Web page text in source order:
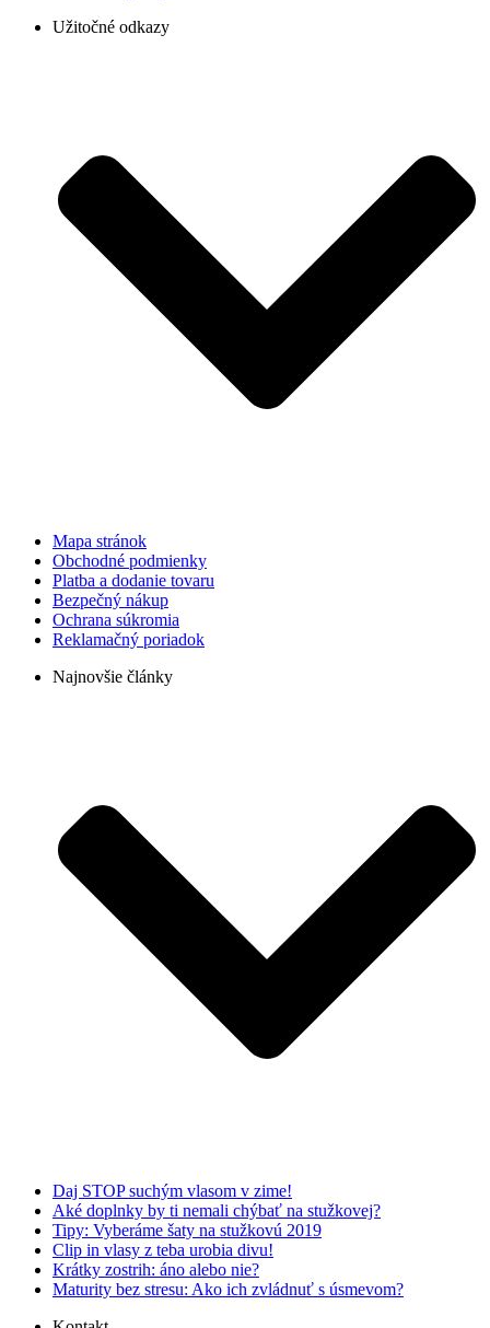
Užitočné odkazy
Mapa stránok
Obchodné podmienky
Platba a dodanie tovaru
Bezpečný nákup
Ochrana súkromia
Reklamačný poriadok
Najnovšie články
Daj STOP suchým vlasom v zime!
Aké doplnky by ti nemali chýbať na stužkovej?
Tipy: Vyberáme šaty na stužkovú 2019
Clip in vlasy z teba urobia divu!
Krátky zostrih: áno alebo nie?
Maturity bez stresu: Ako ich zvládnuť s úsmevom?